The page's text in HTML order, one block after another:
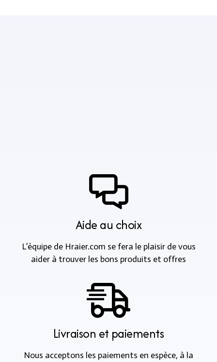
Aide au choix
L’équipe de Hraier.com se fera le plaisir de vous
aider à trouver les bons produits et offres
Livraison et paiements
Nous acceptons les paiements en espèce, à la